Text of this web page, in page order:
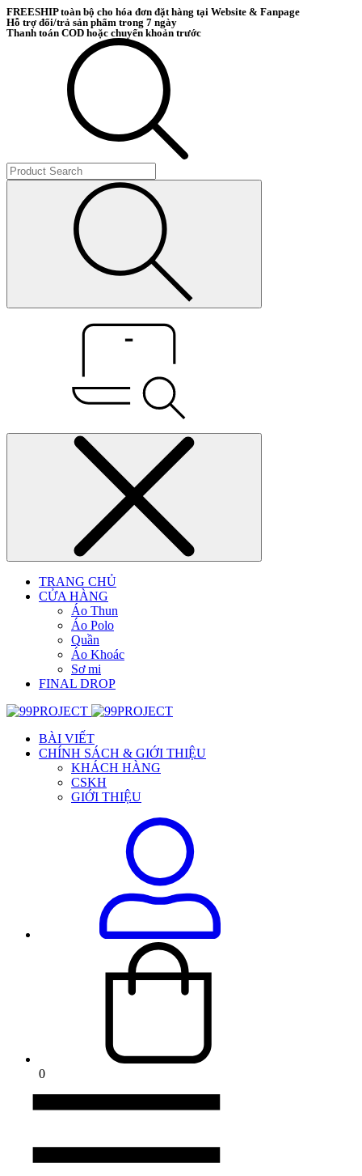
FREESHIP toàn bộ cho hóa đơn đặt hàng tại Website & Fanpage
Hỗ trợ đổi/trả sản phẩm trong 7 ngày
Thanh toán COD hoặc chuyển khoản trước
TRANG CHỦ
CỬA HÀNG
Áo Thun
Áo Polo
Quần
Áo Khoác
Sơ mi
FINAL DROP
BÀI VIẾT
CHÍNH SÁCH & GIỚI THIỆU
KHÁCH HÀNG
CSKH
GIỚI THIỆU
0